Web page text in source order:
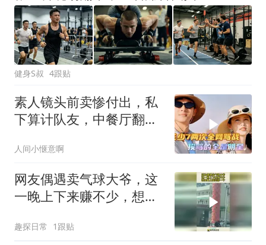
健身S叔 4跟贴
素人镜头前卖惨付出，私
下算计队友，中餐厅翻车
人间小惬意啊
网友偶遇卖气球大爷，这
一晚上下来赚不少，想要
趣探日常 1跟贴